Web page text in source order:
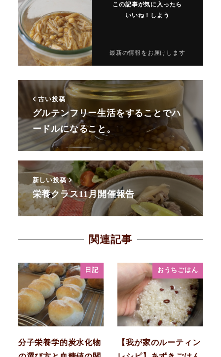
この記事が気に入ったら
いいね！しよう
最新の情報をお届けします
古い投稿
グルテンフリー生活をすることでハ
ードルになること。
新しい投稿
栄養クラス11月開催報告
関連記事
日記
分子栄養学的炭水化物
おうちごはん
【我が家のルーティン